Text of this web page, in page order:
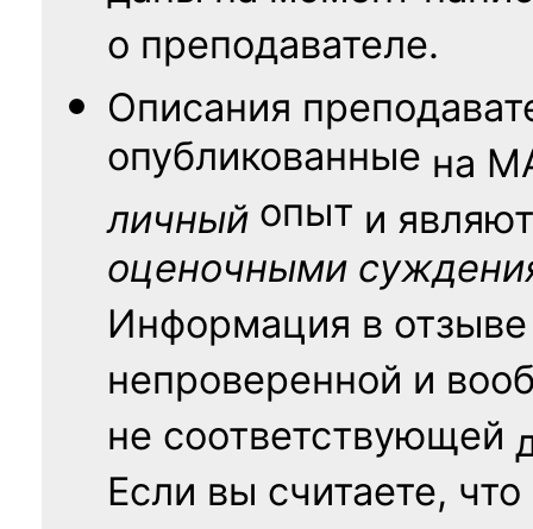
о преподавателе.
Описания
опубликованные на
личный опыт и
оценочными
Информация в
непроверенной и
не соответствующей
Если вы считаете, что